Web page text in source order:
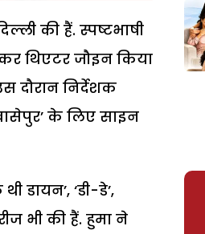
की हैं. स्पष्टभाषी
थिएटर जौइन किया
दौरान निर्देशक
के लिए साइन
‘डी-डे’,
भी की हैं. हुमा ने